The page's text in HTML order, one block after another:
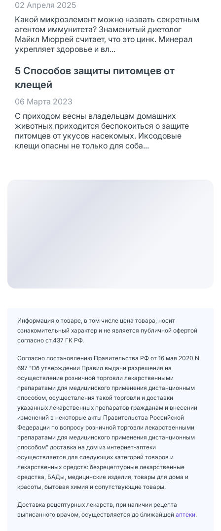
02 Апреля 2025
Какой микроэлемент можно назвать секретным
агентом иммунитета? Знаменитый диетолог
Майкл Мюррей считает, что это цинк. Минерал
укрепляет здоровье и вл...
5 Способов защиты питомцев от
клещей
06 Марта 2023
С приходом весны владельцам домашних
животных приходится беспокоиться о защите
питомцев от укусов насекомых. Иксодовые
клещи опасны не только для соба...
Информация о товаре, в том числе цена товара, носит
ознакомительный характер и не является публичной офертой
согласно ст.437 ГК РФ.
Согласно постановлению Правительства РФ от 16 мая 2020 N
697 "Об утверждении Правил выдачи разрешения на
осуществление розничной торговли лекарственными
препаратами для медицинского применения дистанционным
способом, осуществления такой торговли и доставки
указанных лекарственных препаратов гражданам и внесении
изменений в некоторые акты Правительства Российской
Федерации по вопросу розничной торговли лекарственными
препаратами для медицинского применения дистанционным
способом" доставка на дом из интернет-аптеки
осуществляется для следующих категорий товаров и
лекарственных средств: безрецептурные лекарственные
средства, БАДы, медицинские изделия, товары для дома и
красоты, бытовая химия и сопутствующие товары.
Доставка рецептурных лекарств, при наличии рецепта
выписанного врачом, осуществляется до ближайшей аптеки.